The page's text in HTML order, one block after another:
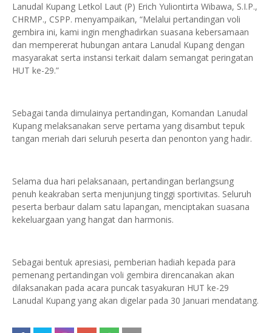
Lanudal Kupang Letkol Laut (P) Erich Yuliontirta Wibawa, S.I.P.,
CHRMP., CSPP. menyampaikan, “Melalui pertandingan voli
gembira ini, kami ingin menghadirkan suasana kebersamaan
dan mempererat hubungan antara Lanudal Kupang dengan
masyarakat serta instansi terkait dalam semangat peringatan
HUT ke-29.”
Sebagai tanda dimulainya pertandingan, Komandan Lanudal
Kupang melaksanakan serve pertama yang disambut tepuk
tangan meriah dari seluruh peserta dan penonton yang hadir.
Selama dua hari pelaksanaan, pertandingan berlangsung
penuh keakraban serta menjunjung tinggi sportivitas. Seluruh
peserta berbaur dalam satu lapangan, menciptakan suasana
kekeluargaan yang hangat dan harmonis.
Sebagai bentuk apresiasi, pemberian hadiah kepada para
pemenang pertandingan voli gembira direncanakan akan
dilaksanakan pada acara puncak tasyakuran HUT ke-29
Lanudal Kupang yang akan digelar pada 30 Januari mendatang.